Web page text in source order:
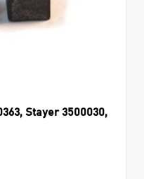
Stayer 3500030,